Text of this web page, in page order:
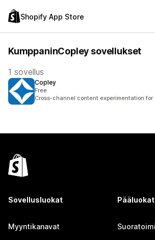
Shopify App Store
KumppaninCopley sovellukset
1 sovellus
Copley
Free
Cross-channel content experimentation for
Sovellusluokat
Myyntikanavat
Pääluokat